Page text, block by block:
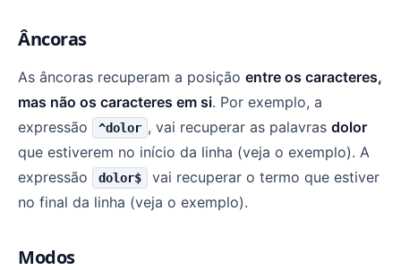
Âncoras
As âncoras recuperam a posição entre os caracteres,
mas não os caracteres em si. Por exemplo, a
expressão
^dolor , vai recuperar as palavras dolor
que estiverem no início da linha (veja o exemplo). A
expressão
dolor$
vai recuperar o termo que estiver
no final da linha (veja o exemplo).
Modos